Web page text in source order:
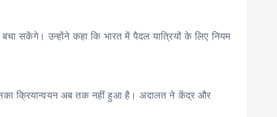
सकेंगे। उन्होंने कहा कि भारत में पैदल यात्रियों के लिए नियम
क्रियान्वयन अब तक नहीं हुआ है। अदालत ने केंद्र और